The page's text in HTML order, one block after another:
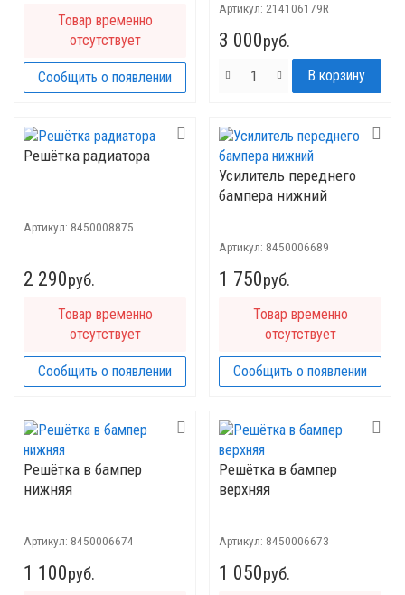
Товар временно
отсутствует
Сообщить о появлении
Артикул: 214106179R
3 000руб.
Решётка радиатора
Артикул: 8450008875
2 290руб.
Товар временно
отсутствует
Сообщить о появлении
Усилитель переднего
бампера нижний
Артикул: 8450006689
1 750руб.
Товар временно
отсутствует
Сообщить о появлении
Решётка в бампер
нижняя
Артикул: 8450006674
1 100руб.
Решётка в бампер
верхняя
Артикул: 8450006673
1 050руб.